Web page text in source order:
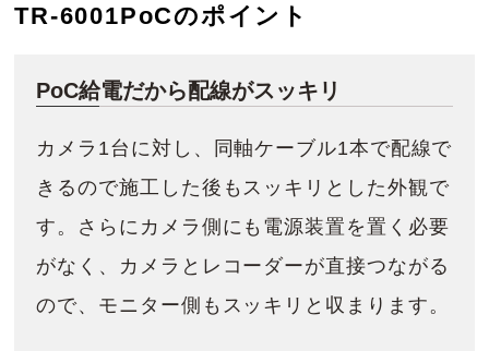
TR-6001PoCのポイント
PoC給電だから配線がスッキリ
カメラ1台に対し、同軸ケーブル1本で配線で
きるので施工した後もスッキリとした外観で
す。さらにカメラ側にも電源装置を置く必要
がなく、カメラとレコーダーが直接つながる
ので、モニター側もスッキリと収まります。